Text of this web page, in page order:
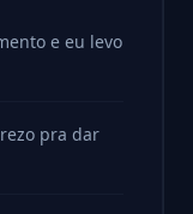
e eu levo
pra dar